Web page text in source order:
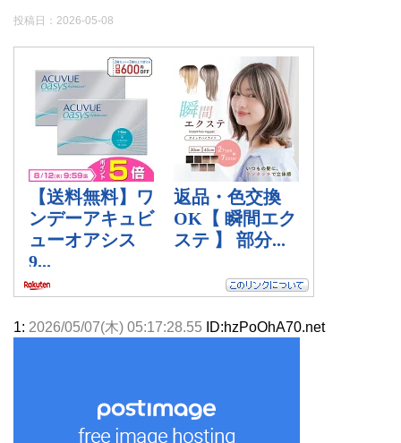
投稿日： 2026-05-08
1: 2026/05/07(木) 05:17:28.55 ID:hzPoOhA70.net